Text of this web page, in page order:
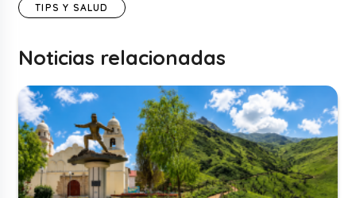
TIPS Y SALUD
Noticias relacionadas